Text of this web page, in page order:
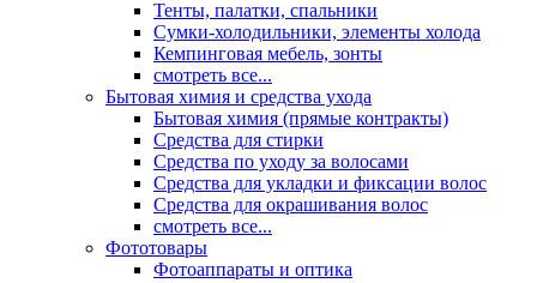
Тенты, палатки, спальники
Сумки-холодильники, элементы холода
Кемпинговая мебель, зонты
смотреть все...
Бытовая химия и средства ухода
Бытовая химия (прямые контракты)
Средства для стирки
Средства по уходу за волосами
Средства для укладки и фиксации волос
Средства для окрашивания волос
смотреть все...
Фототовары
Фотоаппараты и оптика